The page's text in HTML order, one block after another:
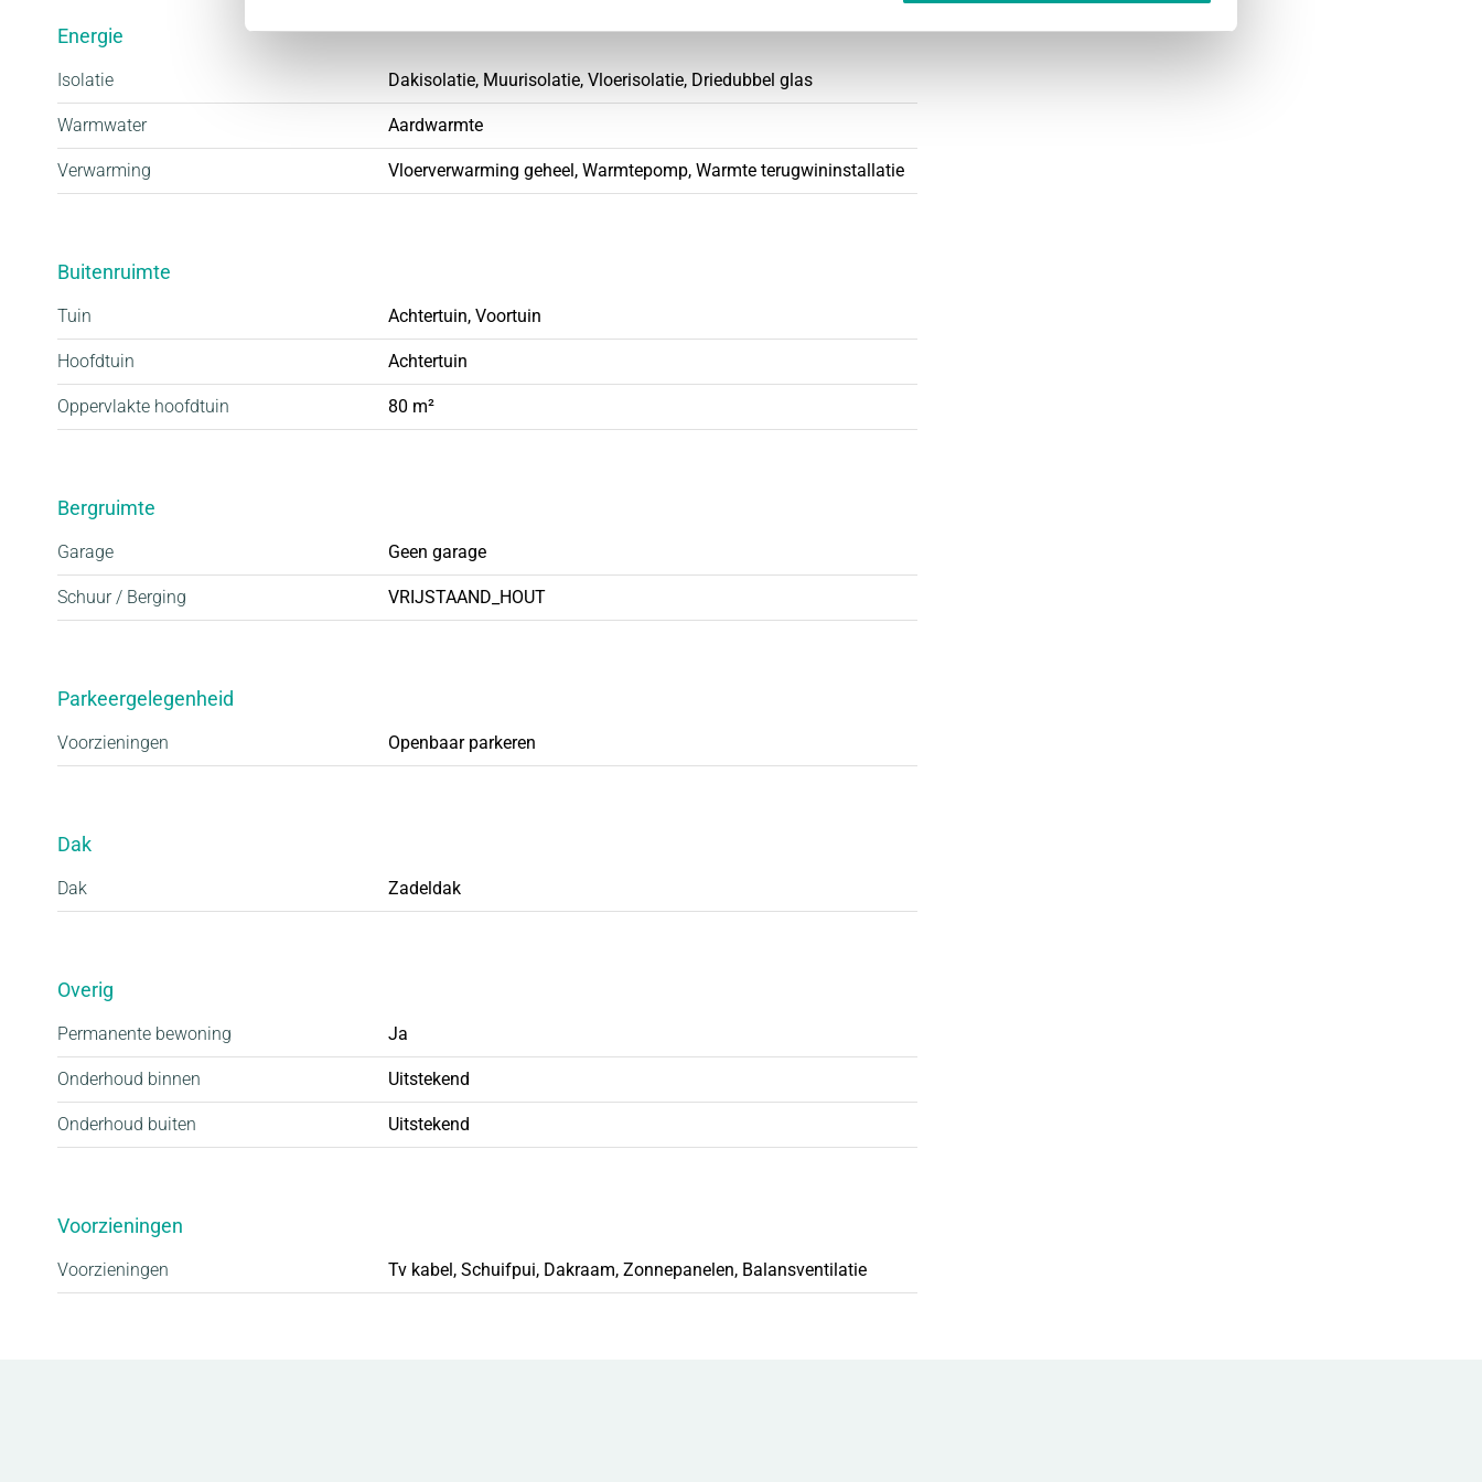
• Gasloos, duurzaam en energieneutraal
• Royale tuinen
• Ruime parkeergelegenheid, vaak op eigen erf
• Inclusief complete badkamer en keuken
Energie
Isolatie Dakisolatie, Muurisolatie, Vloerisolatie, Driedubbel glas
Warmwater Aardwarmte
Verwarming Vloerverwarming geheel, Warmtepomp, Warmte terugwininstallatie
Buitenruimte
Tuin Achtertuin, Voortuin
Hoofdtuin Achtertuin
Oppervlakte hoofdtuin 80 m²
Bergruimte
Garage Geen garage
Schuur / Berging VRIJSTAAND_HOUT
Parkeergelegenheid
Voorzieningen Openbaar parkeren
Dak
Dak Zadeldak
Overig
Permanente bewoning Ja
Onderhoud binnen Uitstekend
Onderhoud buiten Uitstekend
Voorzieningen
Voorzieningen Tv kabel, Schuifpui, Dakraam, Zonnepanelen, Balansventilatie